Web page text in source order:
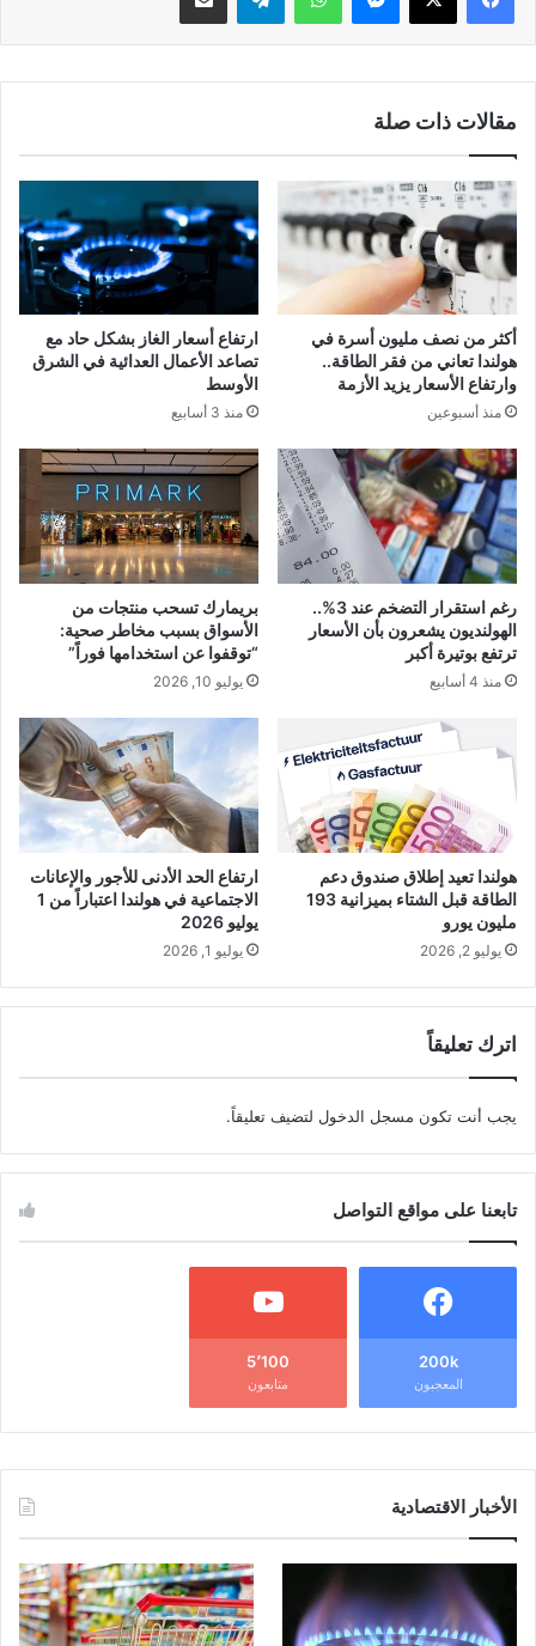
مقالات ذات صلة
أكثر من نصف مليون أسرة في
هولندا تعاني من فقر الطاقة..
وارتفاع الأسعار يزيد الأزمة
منذ أسبوعين
ارتفاع أسعار الغاز بشكل حاد مع
تصاعد الأعمال العدائية في الشرق
الأوسط
منذ 3 أسابيع
رغم استقرار التضخم عند 3%..
الهولنديون يشعرون بأن الأسعار
ترتفع بوتيرة أكبر
منذ 4 أسابيع
بريمارك تسحب منتجات من
الأسواق بسبب مخاطر صحية:
“توقفوا عن استخدامها فوراً”
يوليو 10, 2026
هولندا تعيد إطلاق صندوق دعم
الطاقة قبل الشتاء بميزانية 193
مليون يورو
يوليو 2, 2026
ارتفاع الحد الأدنى للأجور والإعانات
الاجتماعية في هولندا اعتباراً من 1
يوليو 2026
يوليو 1, 2026
اترك تعليقاً
يجب أنت تكون مسجل الدخول لتضيف تعليقاً.
تابعنا على مواقع التواصل
200k
المعجبون
5٬100
متابعون
الأخبار الاقتصادية